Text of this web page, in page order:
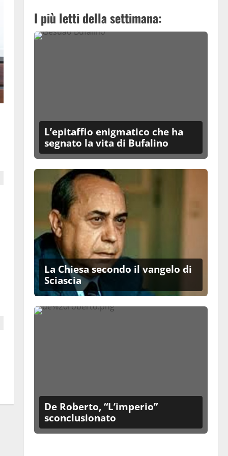
I più letti della settimana:
L’epitaffio enigmatico che ha
segnato la vita di Bufalino
La Chiesa secondo il vangelo di
Sciascia
De Roberto, “L’imperio”
sconclusionato